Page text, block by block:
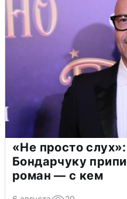
«Не просто
Бондарчуку
роман — с кем